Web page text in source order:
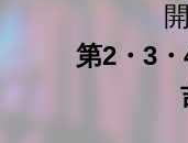
第2・3